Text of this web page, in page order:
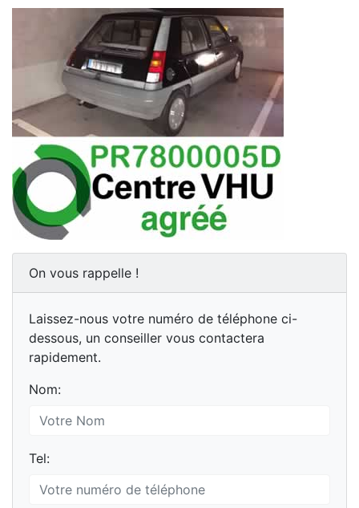
On vous rappelle !
Laissez-nous votre numéro de téléphone ci-
dessous, un conseiller vous contactera
rapidement.
Nom:
Tel: